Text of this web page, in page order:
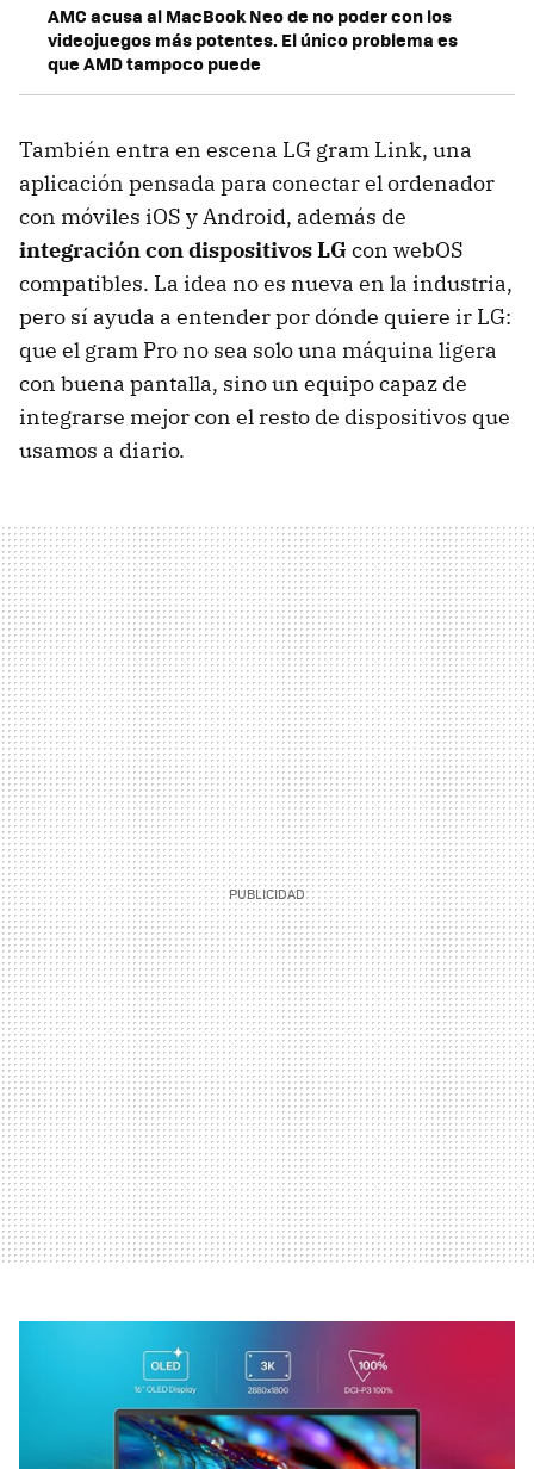
AMC acusa al MacBook Neo de no poder con los
videojuegos más potentes. El único problema es
que AMD tampoco puede
También entra en escena LG gram Link, una
aplicación pensada para conectar el ordenador
con móviles iOS y Android, además de
integración con dispositivos LGcon webOS
compatibles. La idea no es nueva en la industria,
pero sí ayuda a entender por dónde quiere ir LG:
que el gram Pro no sea solo una máquina ligera
con buena pantalla, sino un equipo capaz de
integrarse mejor con el resto de dispositivos que
usamos a diario.